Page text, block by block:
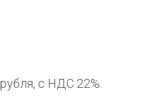
с НДС 22%.